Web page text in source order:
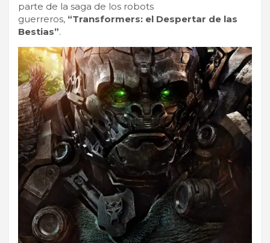
parte de la saga de los robots
guerreros, “Transformers: el Despertar de las
Bestias”.